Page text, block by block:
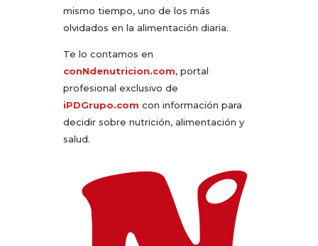
mismo tiempo, uno de los más
olvidados en la alimentación diaria.
Te lo contamos en
conNdenutricion.com, portal
profesional exclusivo de
iPDGrupo.com con información para
decidir sobre nutrición, alimentación y
salud.